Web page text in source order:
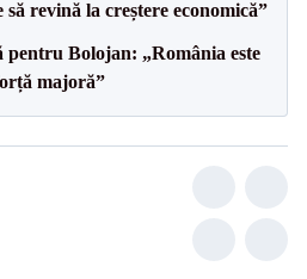
revină la creștere economică”
pentru Bolojan: „România este
majoră”